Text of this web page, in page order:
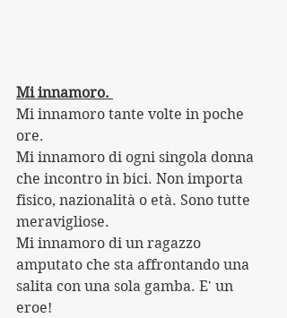
Mi innamoro.
Mi innamoro tante volte in poche
ore.
Mi innamoro di ogni singola donna
che incontro in bici. Non importa
fisico, nazionalità o età. Sono tutte
meravigliose.
Mi innamoro di un ragazzo
amputato che sta affrontando una
salita con una sola gamba. E' un
eroe!